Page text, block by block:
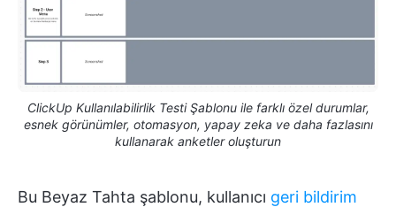
ClickUp Kullanılabilirlik Testi Şablonu ile farklı özel durumlar,
esnek görünümler, otomasyon, yapay zeka ve daha fazlasını
kullanarak anketler oluşturun
Bu Beyaz Tahta şablonu, kullanıcı geri bildirim